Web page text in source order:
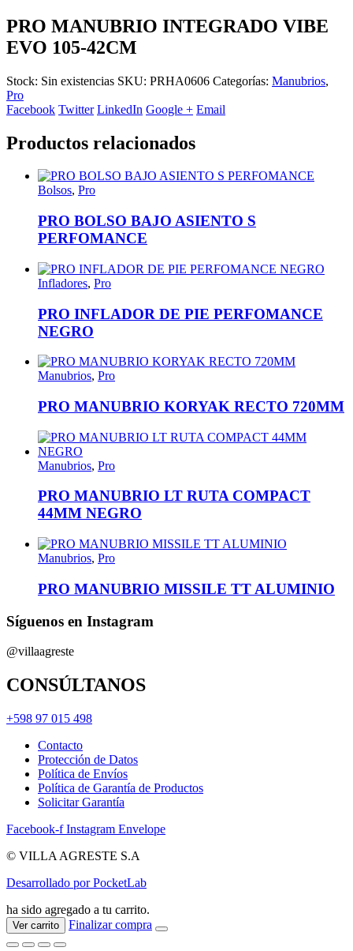
PRO MANUBRIO INTEGRADO VIBE
EVO 105-42CM
Stock: Sin existencias SKU: PRHA0606 Categorías: Manubrios,
Pro
Facebook Twitter LinkedIn Google + Email
Productos relacionados
Bolsos, Pro
PRO BOLSO BAJO ASIENTO S
PERFOMANCE
Infladores, Pro
PRO INFLADOR DE PIE PERFOMANCE
NEGRO
Manubrios, Pro
PRO MANUBRIO KORYAK RECTO 720MM
Manubrios, Pro
PRO MANUBRIO LT RUTA COMPACT
44MM NEGRO
Manubrios, Pro
PRO MANUBRIO MISSILE TT ALUMINIO
Síguenos en Instagram
@villaagreste
CONSÚLTANOS
+598 97 015 498
Contacto
Protección de Datos
Política de Envíos
Política de Garantía de Productos
Solicitar Garantía
Facebook-f Instagram Envelope
© VILLA AGRESTE S.A
Desarrollado por PocketLab
ha sido agregado a tu carrito.
Ver carrito Finalizar compra